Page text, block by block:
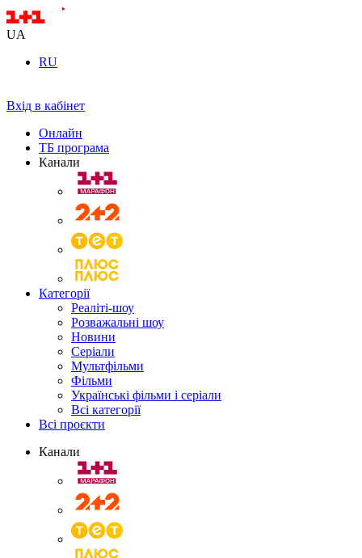
UA
RU
Вхід в кабінет
Онлайн
ТБ програма
Канали
Категорії
Реаліті-шоу
Розважальні шоу
Новини
Серіали
Мультфільми
Фільми
Українські фільми і серіали
Всі категорії
Всі проєкти
Канали